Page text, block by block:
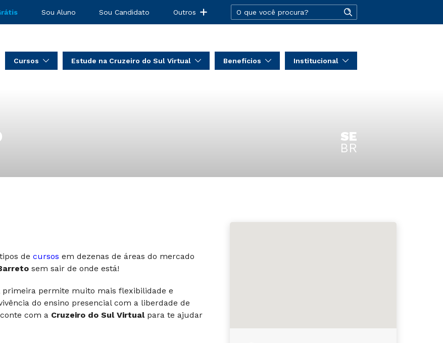
Sou Aluno Sou Candidato Outros
Cursos Estude na Cruzeiro do Sul Virtual Benefícios Institucional
SE
BR
de cursos em dezenas de áreas do mercado
sem sair de onde está!
primeira permite muito mais flexibilidade e
do ensino presencial com a liberdade de
com a Cruzeiro do Sul Virtualpara te ajudar